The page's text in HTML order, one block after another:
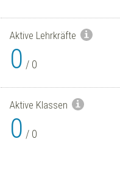
Aktive Lehrkräfte
0 / 0
Aktive Klassen
0 / 0